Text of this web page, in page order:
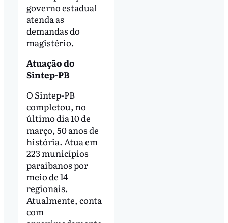
governo estadual
atenda as
demandas do
magistério.
Atuação do
Sintep-PB
O Sintep-PB
completou, no
último dia 10 de
março, 50 anos de
história. Atua em
223 municípios
paraibanos por
meio de 14
regionais.
Atualmente, conta
com